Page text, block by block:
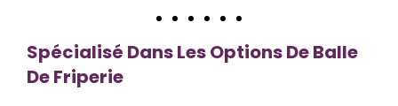
Spécialisé Dans Les Options De Balle
De Friperie